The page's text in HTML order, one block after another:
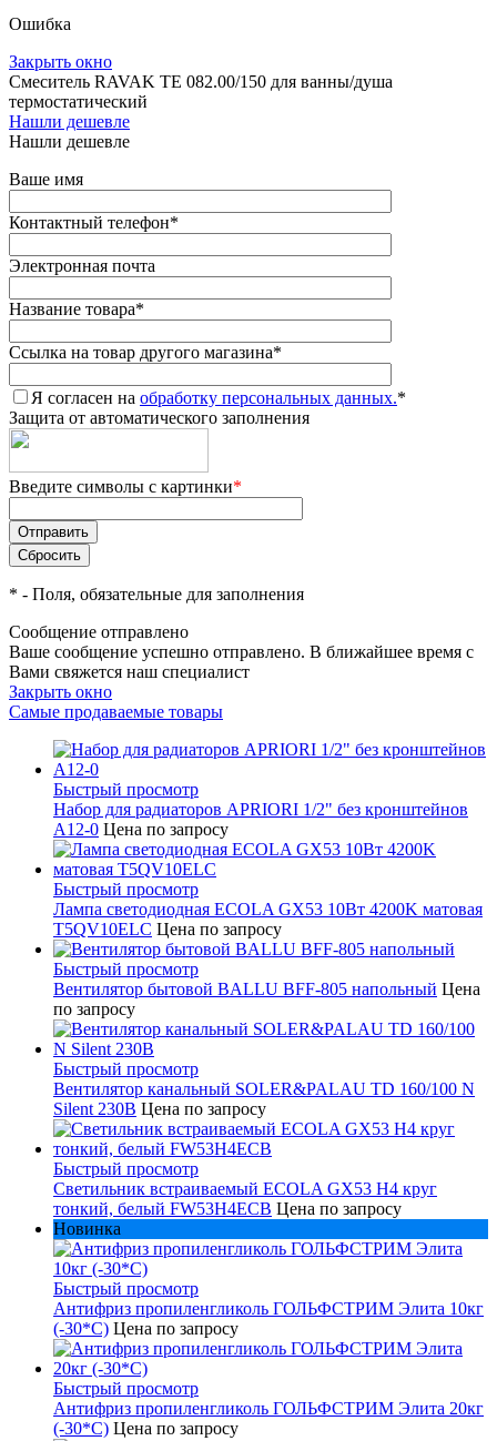
Ошибка
Закрыть окно
Смеситель RAVAK TE 082.00/150 для ванны/душа
термостатический
Нашли дешевле
Нашли дешевле
Ваше имя
Контактный телефон*
Электронная почта
Название товара*
Ссылка на товар другого магазина*
Я согласен на обработку персональных данных.*
Защита от автоматического заполнения
Введите символы с картинки*
* - Поля, обязательные для заполнения
Сообщение отправлено
Ваше сообщение успешно отправлено. В ближайшее время с
Вами свяжется наш специалист
Закрыть окно
Самые продаваемые товары
Быстрый просмотр
Набор для радиаторов APRIORI 1/2" без кронштейнов
A12-0 Цена по запросу
Быстрый просмотр
Лампа светодиодная ECOLA GX53 10Вт 4200K матовая
T5QV10ELC Цена по запросу
Быстрый просмотр
Вентилятор бытовой BALLU BFF-805 напольный Цена
по запросу
Быстрый просмотр
Вентилятор канальный SOLER&PALAU TD 160/100 N
Silent 230В Цена по запросу
Быстрый просмотр
Светильник встраиваемый ECOLA GX53 H4 круг
тонкий, белый FW53H4ECB Цена по запросу
Новинка
Быстрый просмотр
Антифриз пропиленгликоль ГОЛЬФСТРИМ Элита 10кг
(-30*С) Цена по запросу
Быстрый просмотр
Антифриз пропиленгликоль ГОЛЬФСТРИМ Элита 20кг
(-30*С) Цена по запросу